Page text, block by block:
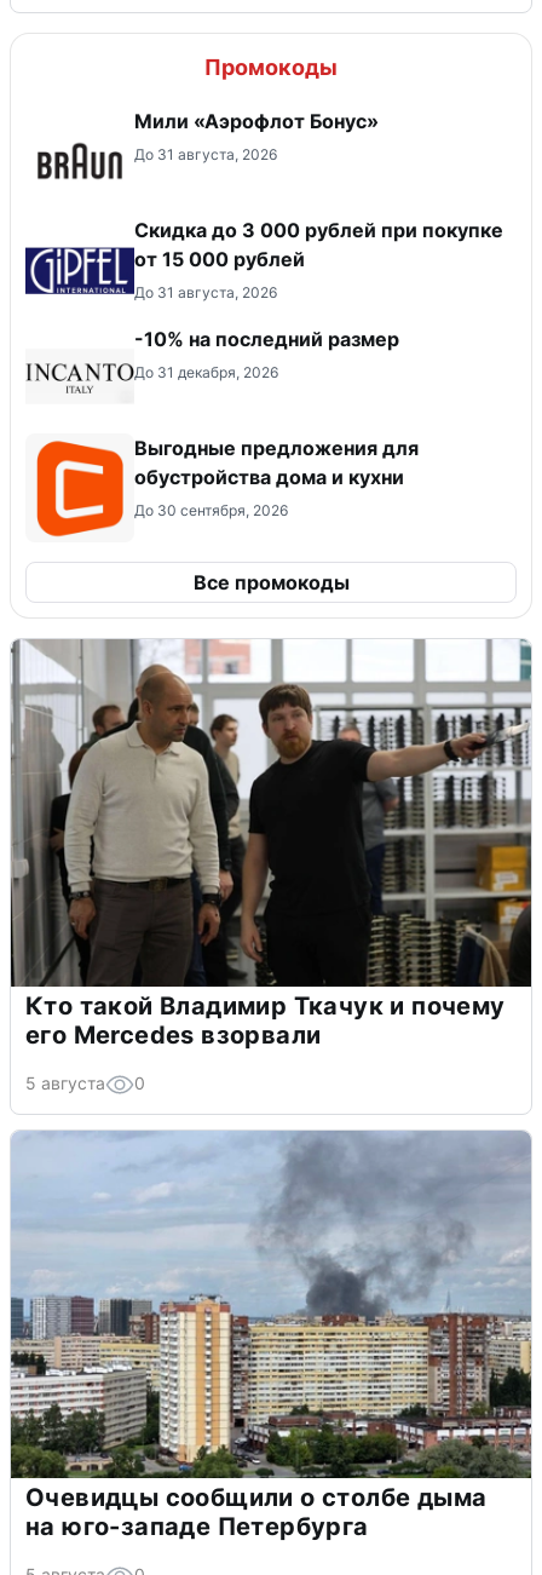
Промокоды
Мили «Аэрофлот Бонус»
До 31 августа, 2026
Скидка до 3 000 рублей при покупке
от 15 000 рублей
До 31 августа, 2026
-10% на последний размер
До 31 декабря, 2026
Выгодные предложения для
обустройства дома и кухни
До 30 сентября, 2026
Все промокоды
Кто такой Владимир Ткачук и почему
его Mercedes взорвали
5 августа 0
Очевидцы сообщили о столбе дыма
на юго-западе Петербурга